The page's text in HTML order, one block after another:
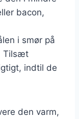
bacon,
i smør på
Tilsæt
indtil de
den varm,